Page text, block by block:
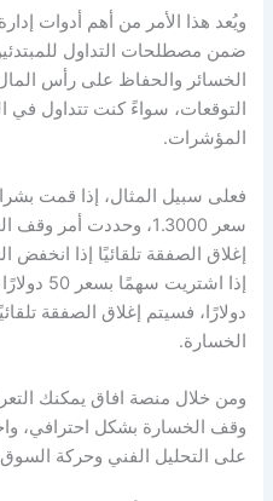
ويُعد هذا الأمر من أهم أدوات
ضمن مصطلحات التداول
الخسائر والحفاظ على رأس
التوقعات، سواءً كنت تتداول في
المؤشرات.
إغلاق الصفقة تلقائيًا إذا انخفض
دولارًا، فسيتم إغلاق الصفقة
الخسارة.
ومن خلال منصة افاق يمكنك
وقف الخسارة بشكل احترافي،
على التحليل الفني وحركة السوق.